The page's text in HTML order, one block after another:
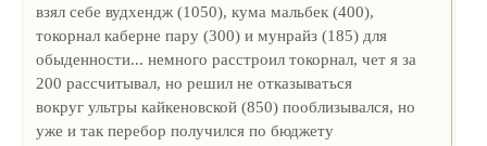
взял себе вудхендж (1050), кума мальбек (400),
токорнал каберне пару (300) и мунрайз (185) для
обыденности... немного расстроил токорнал, чет я за
200 рассчитывал, но решил не отказываться
вокруг ультры кайкеновской (850) пооблизывался, но
уже и так перебор получился по бюджету